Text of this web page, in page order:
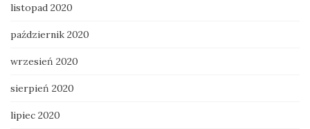
listopad 2020
październik 2020
wrzesień 2020
sierpień 2020
lipiec 2020